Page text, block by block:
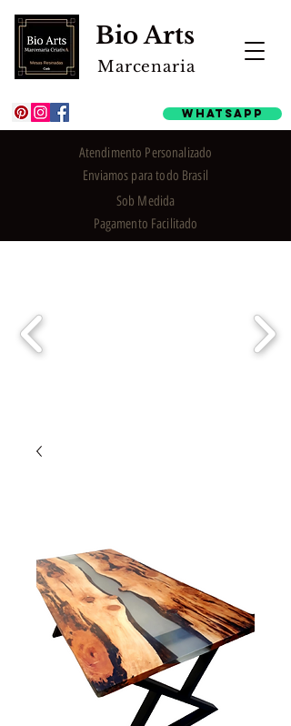
Atendimento Personalizado
Enviamos para todo Brasil
Sob Medida
Pagamento Facilitado
Bio Arts
Marcenaria
WhatsApp